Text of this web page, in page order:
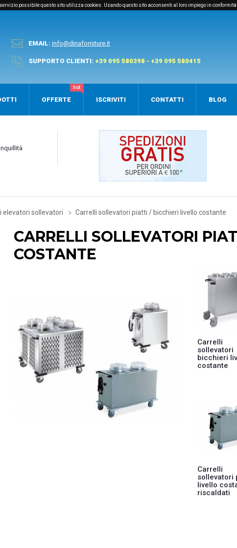
possibile questo sito utilizza cookies. Usando questo sito acconsenti al loro impiego in
EMAIL: info@dinaforniture.it
SUPPORTO CLIENTI: +39 095 580398 - +39 095 580415
OFFERTE
hot
ISCRIVITI CONTATTI BLOG
elevatori sollevatori Carrelli sollevatori piatti / bicchieri livello costante
CARRELLI SOLLEVATORI
COSTANTE
Carrelli
sollevatori
bicchieri
costante
Carrelli
sollevatori
livello
riscaldati